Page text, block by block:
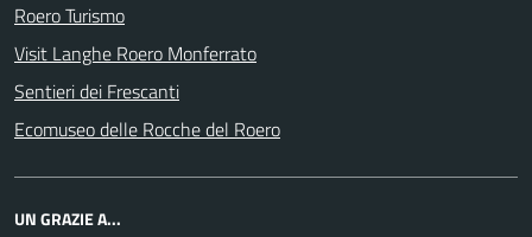
Roero Turismo
Visit Langhe Roero Monferrato
Sentieri dei Frescanti
Ecomuseo delle Rocche del Roero
UN GRAZIE A...